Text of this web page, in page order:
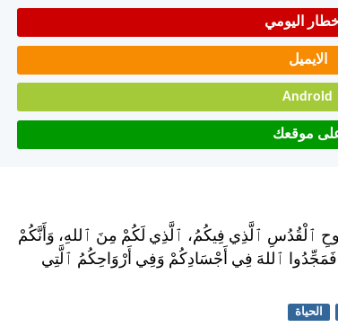
اليومي
الايميل
Android
موقعك
ٱلْقُدُسِ ٱلَّذِي فِيكُمُ، ٱلَّذِي لَكُمْ مِنَ ٱللهِ، وَأَنَّكُمْ
ٱللهَ فِي أَجْسَادِكُمْ وَفِي أَرْوَاحِكُمُ ٱلَّتِي
الحياة